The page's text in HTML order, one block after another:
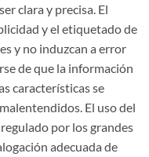
clara y precisa. El
y el etiquetado de
y no induzcan a error
de que la información
características se
El uso del
por los grandes
adecuada de